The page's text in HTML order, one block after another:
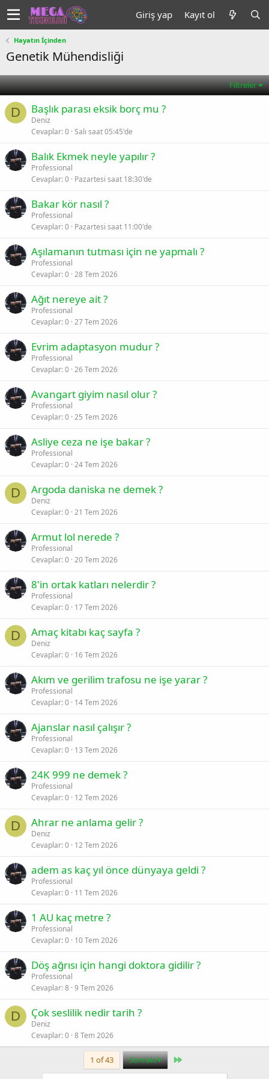
Giriş yap Kayıt ol
Hayatın İçinden
Genetik Mühendisliği
Filtreler
D Başlık parası eksik borç mu ?
Deniz
Cevaplar 0 Salı saat 05:45'de
Balık Ekmek neyle yapılır ?
Professional
Cevaplar 0 Pazartesi saat 18:30'de
Bakar kör nasıl ?
Professional
Cevaplar 0 Pazartesi saat 11:00'de
Aşılamanın tutması için ne yapmalı ?
Professional
Cevaplar 0 28 Tem 2026
Ağıt nereye ait ?
Professional
Cevaplar 0 27 Tem 2026
Evrim adaptasyon mudur ?
Professional
Cevaplar 0 26 Tem 2026
Avangart giyim nasıl olur ?
Professional
Cevaplar 0 25 Tem 2026
Asliye ceza ne işe bakar ?
Professional
Cevaplar 0 24 Tem 2026
D Argoda daniska ne demek ?
Deniz
Cevaplar 0 21 Tem 2026
Armut lol nerede ?
Professional
Cevaplar 0 20 Tem 2026
8'in ortak katları nelerdir ?
Professional
Cevaplar 0 17 Tem 2026
D Amaç kitabı kaç sayfa ?
Deniz
Cevaplar 0 16 Tem 2026
Akım ve gerilim trafosu ne işe yarar ?
Professional
Cevaplar 0 14 Tem 2026
Ajanslar nasıl çalışır ?
Professional
Cevaplar 0 13 Tem 2026
24K 999 ne demek ?
Professional
Cevaplar 0 12 Tem 2026
D Ahrar ne anlama gelir ?
Deniz
Cevaplar 0 12 Tem 2026
adem as kaç yıl önce dünyaya geldi ?
Professional
Cevaplar 0 11 Tem 2026
1 AU kaç metre ?
Professional
Cevaplar 0 10 Tem 2026
Döş ağrısı için hangi doktora gidilir ?
Professional
Cevaplar 8 9 Tem 2026
D Çok seslilik nedir tarih ?
Deniz
Cevaplar 0 8 Tem 2026
1 of 43 Sonraki Last